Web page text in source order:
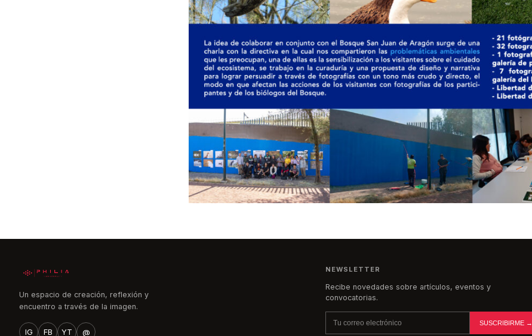
Un espacio de creación, reflexión y
encuentro a través de la imagen.
IG FB YT @
NEWSLETTER
Recibe novedades sobre artículos, eventos y
convocatorias.
SUSCRIBIRME →